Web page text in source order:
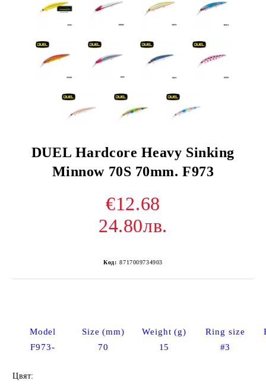
DUEL Hardcore Heavy Sinking
Minnow 70S 70mm. F973
€12.68
24.80лв.
Код: 8717009734903
Model Size (mm) Weight (g) Ring size
F973-
70 15 #3
Цвят: